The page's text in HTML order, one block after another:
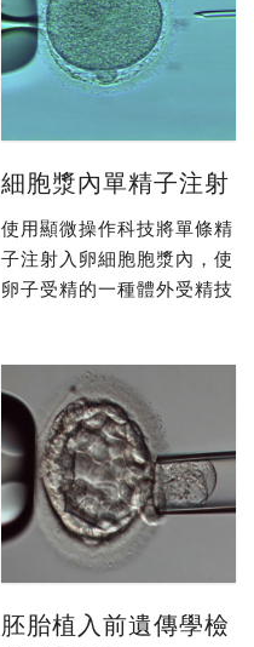
細胞漿內單精子注射
使用顯微操作科技將單條精
子注射入卵細胞胞漿內，使
卵子受精的一種體外受精技
胚胎植入前遺傳學檢